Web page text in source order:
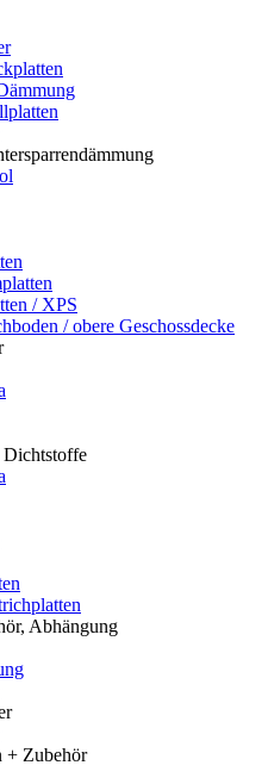
/ XPS
/ obere Geschossdecke
Dichtstoffe
Abhängung
+ Zubehör